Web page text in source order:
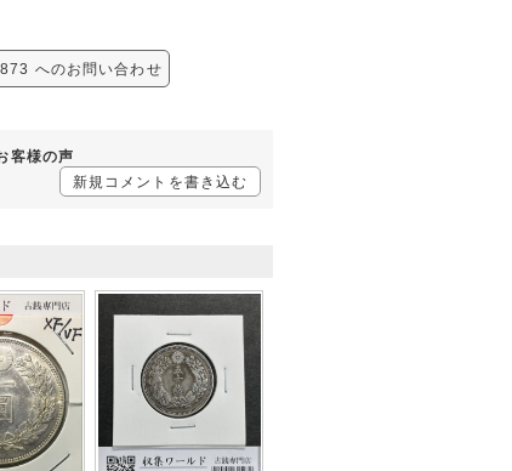
へのお問い合わせ
客様の声
新規コメントを書き込む